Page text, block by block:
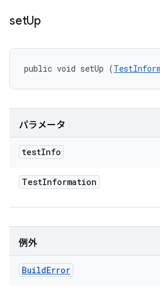
setUp
public void setUp (
パラメータ
testInfo
TestInformation
例外
BuildError